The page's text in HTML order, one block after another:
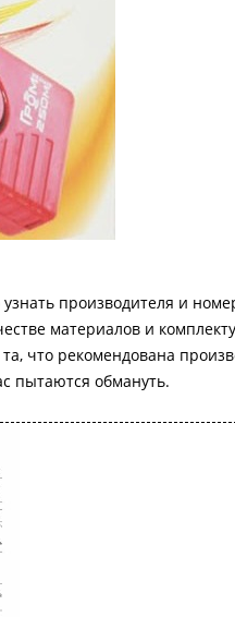
производителя и
материалов и
что рекомендована
пытаются обмануть.